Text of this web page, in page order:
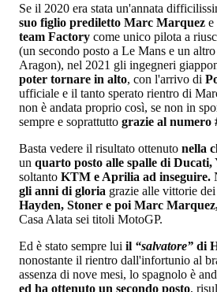
Se il 2020 era stata un'annata
suo figlio prediletto Marc Marquez e
team Factory come unico pilota a
(un secondo posto a Le Mans e un
Aragon), nel 2021 gli ingegneri
poter tornare in alto, con l'arrivo di
ufficiale e il tanto sperato rientro di
non è andata proprio così, se non in
sempre e soprattutto grazie al numero
Basta vedere il risultato ottenuto nella
un quarto posto alle spalle di Ducati,
soltanto KTM e Aprilia ad inseguire.
gli anni di gloria grazie alle vittorie
Hayden, Stoner e poi Marc
Casa Alata sei titoli MotoGP.
Ed è stato sempre lui il “salvatore” di
nonostante il rientro dall'infortunio al
assenza di nove mesi, lo spagnolo è
ed ha ottenuto un secondo posto,